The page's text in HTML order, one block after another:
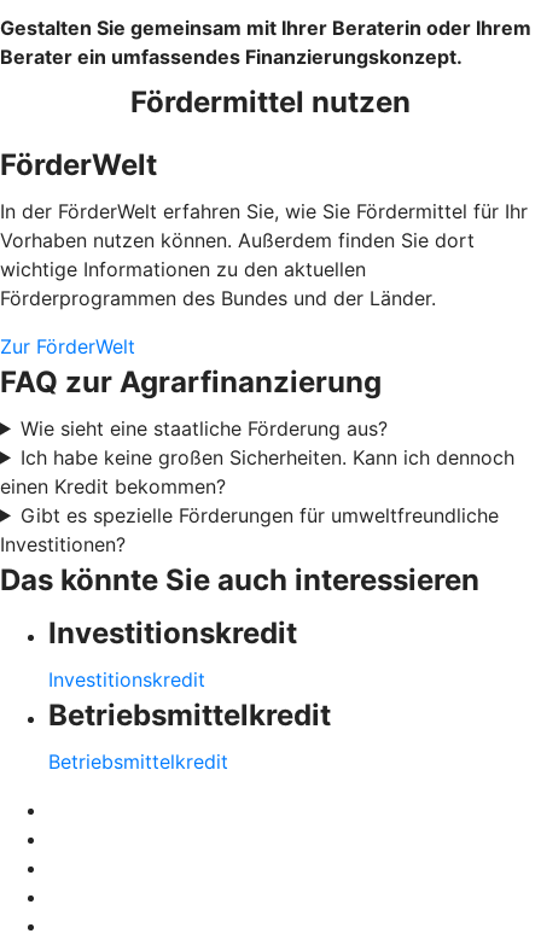
Gestalten Sie gemeinsam mit Ihrer Beraterin oder Ihrem
Berater ein umfassendes Finanzierungskonzept.
Fördermittel nutzen
FörderWelt
In der FörderWelt erfahren Sie, wie Sie Fördermittel für Ihr
Vorhaben nutzen können. Außerdem finden Sie dort
wichtige Informationen zu den aktuellen
Förderprogrammen des Bundes und der Länder.
Zur FörderWelt
FAQ zur Agrarfinanzierung
Wie sieht eine staatliche Förderung aus?
Ich habe keine großen Sicherheiten. Kann ich dennoch
einen Kredit bekommen?
Gibt es spezielle Förderungen für umweltfreundliche
Investitionen?
Das könnte Sie auch interessieren
Investitionskredit
Investitionskredit
Betriebsmittelkredit
Betriebsmittelkredit